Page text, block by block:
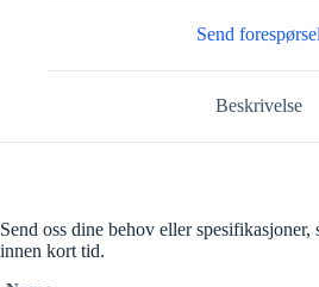
Send forespørsel
Beskrivelse
Send oss dine behov eller
innen kort tid.